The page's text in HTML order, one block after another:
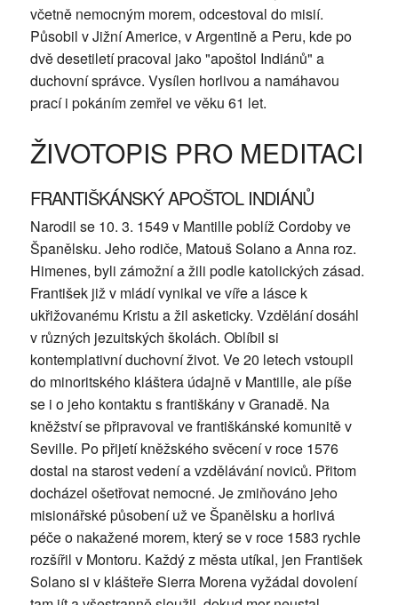
včetně nemocným morem, odcestoval do misií.
Působil v Jižní Americe, v Argentině a Peru, kde po
dvě desetiletí pracoval jako "apoštol Indiánů" a
duchovní správce. Vysílen horlivou a namáhavou
prací i pokáním zemřel ve věku 61 let.
ŽIVOTOPIS PRO MEDITACI
FRANTIŠKÁNSKÝ APOŠTOL INDIÁNŮ
Narodil se 10. 3. 1549 v Mantille poblíž Cordoby ve
Španělsku. Jeho rodiče, Matouš Solano a Anna roz.
Himenes, byli zámožní a žili podle katolických zásad.
František již v mládí vynikal ve víře a lásce k
ukřižovanému Kristu a žil asketicky. Vzdělání dosáhl
v různých jezuitských školách. Oblíbil si
kontemplativní duchovní život. Ve 20 letech vstoupil
do minoritského kláštera údajně v Mantille, ale píše
se i o jeho kontaktu s františkány v Granadě. Na
kněžství se připravoval ve františkánské komunitě v
Seville. Po přijetí kněžského svěcení v roce 1576
dostal na starost vedení a vzdělávání noviců. Přitom
docházel ošetřovat nemocné. Je zmiňováno jeho
misionářské působení už ve Španělsku a horlivá
péče o nakažené morem, který se v roce 1583 rychle
rozšířil v Montoru. Každý z města utíkal, jen František
Solano si v klášteře Sierra Morena vyžádal dovolení